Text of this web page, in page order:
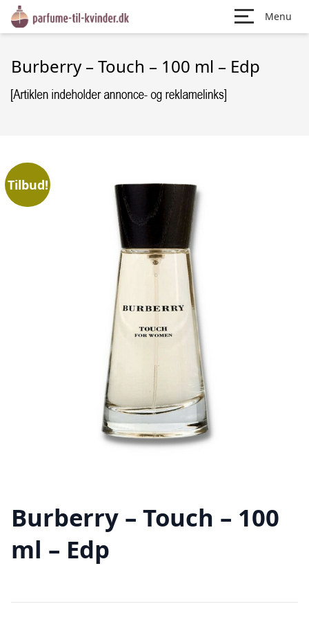
Menu
Burberry – Touch – 100 ml – Edp
Tilbud!
Burberry – Touch – 100
ml – Edp